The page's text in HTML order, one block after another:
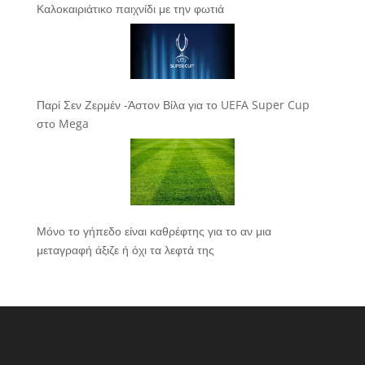
Καλοκαιριάτικο παιχνίδι με την φωτιά
Παρί Σεν Ζερμέν -Άστον Βίλα για το UEFA Super Cup
στο Mega
Μόνο το γήπεδο είναι καθρέφτης για το αν μια
μεταγραφή άξιζε ή όχι τα λεφτά της